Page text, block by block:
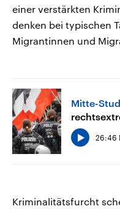
einer verstärkten
denken bei typischen
Migrantinnen und
Mitte-
26:46
Kriminalitätsfurcht